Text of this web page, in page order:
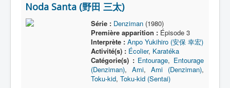
Noda Santa (野田 三太)
Série : Denziman(1980)
Première apparition :Épisode 3
Interprète : Anpo Yukihiro (安保 幸宏)
Activité(s) : Écolier, Karatéka
Catégorie(s) : Entourage, Entourage
(Denziman), Ami, Ami (Denziman),
Toku-kid, Toku-kid (Sentai)